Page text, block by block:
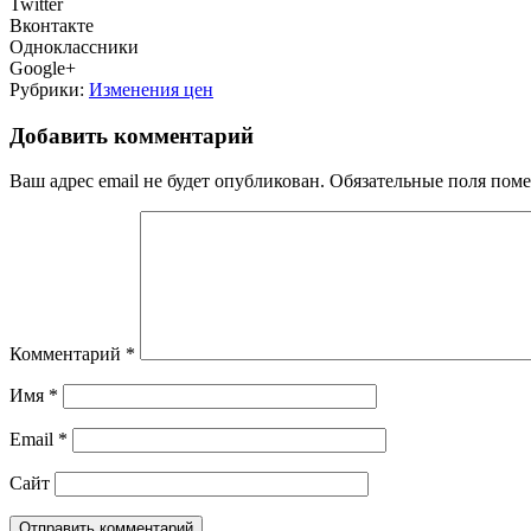
Вконтакте
Одноклассники
Google+
Рубрики: Изменения цен
Добавить комментарий
Ваш адрес email не будет опубликован. Обязательные поля
Комментарий *
Имя *
Email *
Сайт